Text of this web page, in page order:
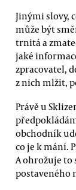
Jinými slovy,
může být
trnitá a
jaké
zpracovatel,
z nich mlžit,
Právě u
obchodník
co je k mání.
A ohrožuje to
postaveného